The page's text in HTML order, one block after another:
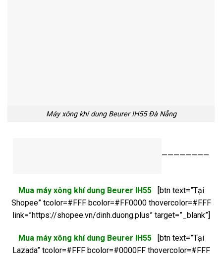
Máy xông khí dung Beurer IH55 Đà Nẵng
————————
Mua máy xông khí dung Beurer IH55
[btn text=”Tại
Shopee” tcolor=#FFF bcolor=#FF0000 thovercolor=#FFF
link=”https://shopee.vn/dinh.duong.plus” target=”_blank”]
Mua máy xông khí dung Beurer IH55[btn text=”Tại
Lazada” tcolor=#FFF bcolor=#0000FF thovercolor=#FFF